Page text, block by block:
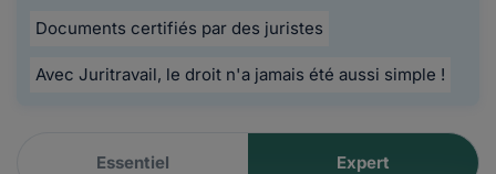
Documents certifiés par des juristes
Avec Juritravail, le droit n'a jamais été aussi simple !
Essentiel Expert